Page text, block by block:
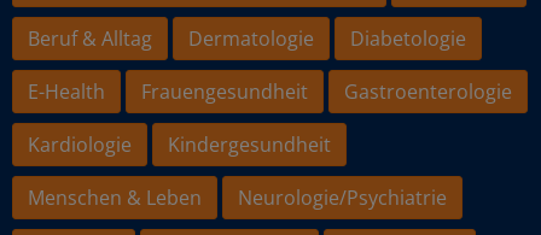
Beruf & Alltag
Dermatologie
Diabetologie
E-Health
Frauengesundheit
Gastroenterologie
Kardiologie
Kindergesundheit
Menschen & Leben
Neurologie/Psychiatrie